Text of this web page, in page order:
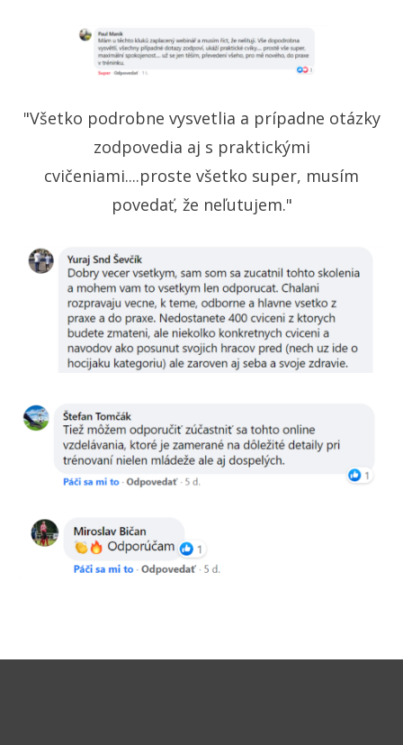
"Všetko podrobne vysvetlia a prípadne otázky
zodpovedia aj s praktickými
cvičeniami....proste všetko super, musím
povedať, že neľutujem."